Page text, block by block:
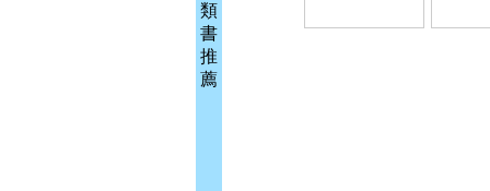
類
書
推
薦